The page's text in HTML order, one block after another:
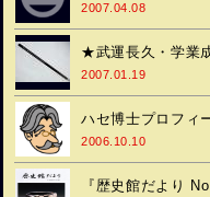
2007.04.08
★武運長久・学業
2007.01.19
ハセ博士プロフィ
2006.10.10
『歴史館だより